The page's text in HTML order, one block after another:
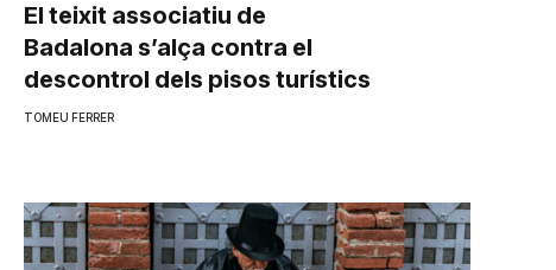
El teixit associatiu de
Badalona s’alça contra el
descontrol dels pisos turístics
TOMEU FERRER